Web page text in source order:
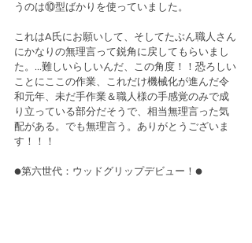
うのは⑩型ばかりを使っていました。
これはA氏にお願いして、そしてたぶん職人さん
にかなりの無理言って鋭角に戻してもらいまし
た。…難しいらしいんだ、この角度！！恐ろしい
ことにここの作業、これだけ機械化が進んだ令
和元年、未だ手作業＆職人様の手感覚のみで成
り立っている部分だそうで、相当無理言った気
配がある。でも無理言う。ありがとうございま
す！！！
●第六世代：ウッドグリップデビュー！●